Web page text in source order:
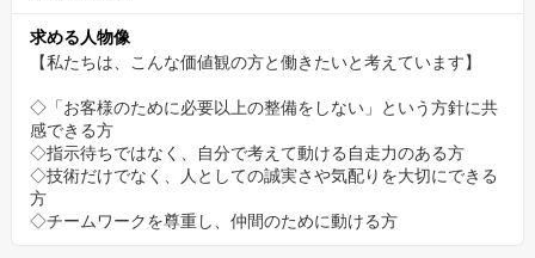
求める人物像
【私たちは、こんな価値観の方と働きたいと考えています】
◇「お客様のために必要以上の整備をしない」という方針に共
感できる方
◇指示待ちではなく、自分で考えて動ける自走力のある方
◇技術だけでなく、人としての誠実さや気配りを大切にできる
方
◇チームワークを尊重し、仲間のために動ける方